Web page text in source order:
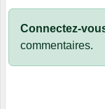
Connectez-
commentaires.